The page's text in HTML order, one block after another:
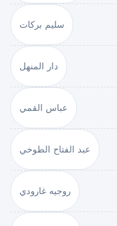
سليم بركات
دار المنهل
عباس القمي
عبد الفتاح الطوخي
روجيه غارودي